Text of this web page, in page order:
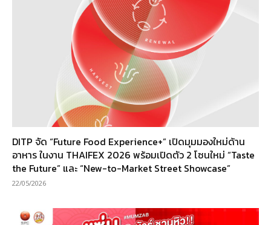
DITP จัด “Future Food Experience+” เปิดมุมมองใหม่ด้าน
อาหาร ในงาน THAIFEX 2026 พร้อมเปิดตัว 2 โซนใหม่ “Taste
the Future” และ “New-to-Market Street Showcase”
22/05/2026